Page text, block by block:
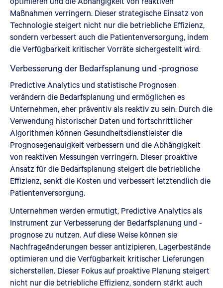
Maßnahmen verringern. Dieser strategische Einsatz von
Technologie steigert nicht nur die betriebliche Effizienz,
sondern verbessert auch die Patientenversorgung, indem
die Verfügbarkeit kritischer Vorräte sichergestellt wird.
Verbesserung der Bedarfsplanung und -prognose
Predictive Analytics und statistische Prognosen
verändern die Bedarfsplanung und ermöglichen es
Unternehmen, eher präventiv als reaktiv zu sein. Durch die
Verwendung historischer Daten und fortschrittlicher
Algorithmen können Gesundheitsdienstleister die
Prognosegenauigkeit verbessern und die Abhängigkeit
von reaktiven Messungen verringern. Dieser proaktive
Ansatz für die Bedarfsplanung steigert die betriebliche
Effizienz, senkt die Kosten und verbessert letztendlich die
Patientenversorgung.
Unternehmen werden ermutigt, Predictive Analytics als
Instrument zur Verbesserung der Bedarfsplanung und -
prognose zu nutzen. Auf diese Weise können sie
Nachfrageänderungen besser antizipieren, Lagerbestände
optimieren und die Verfügbarkeit kritischer Lieferungen
sicherstellen. Dieser Fokus auf proaktive Planung steigert
nicht nur die betriebliche Effizienz, sondern stärkt auch